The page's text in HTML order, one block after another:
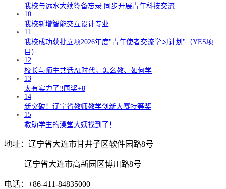
我校与远水大续签备忘录 同步开展青年科技交流
10
我校新增智能交互设计专业
11
我校成功获批立项2026年度"青年使者交流学习计划"（YES项
目）
12
校长与师生共话AI时代，怎么教、如何学
13
太有实力了‼️国奖+8
14
新突破！辽宁省教师教学创新大赛特等奖
15
救助学生的澡堂大姨找到了！
地址：辽宁省大连市甘井子区软件园路8号
辽宁省大连市高新园区博川路8号
电话：+86-411-84835000